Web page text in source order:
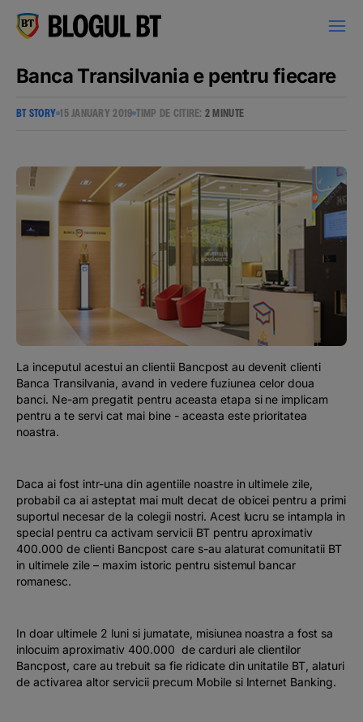
кириллица
Campanii
Educație financiară
Evenimente
Podcast
The MacRO Zone
Banking, pe relaxare
Banca Transilvania e pentru fiecare
BT STORY 15 JANUARY 2019 TIMP DE CITIRE: 2 MINUTE
La inceputul acestui an clientii Bancpost au devenit clienti
Banca Transilvania, avand in vedere fuziunea celor doua
banci. Ne-am pregatit pentru aceasta etapa si ne implicam
pentru a te servi cat mai bine - aceasta este prioritatea
noastra.
Daca ai fost intr-una din agentiile noastre in ultimele zile,
probabil ca ai asteptat mai mult decat de obicei pentru a primi
suportul necesar de la colegii nostri. Acest lucru se intampla in
special pentru ca activam servicii BT pentru aproximativ
400.000 de clienti Bancpost care s-au alaturat comunitatii BT
in ultimele zile – maxim istoric pentru sistemul bancar
romanesc.
In doar ultimele 2 luni si jumatate, misiunea noastra a fost sa
inlocuim aproximativ 400.000 de carduri ale clientilor
Bancpost, care au trebuit sa fie ridicate din unitatile BT, alaturi
de activarea altor servicii precum Mobile si Internet Banking.